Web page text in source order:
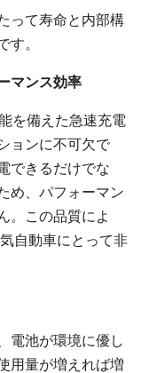
って寿命と内部構
す。
マンス効率
を備えた急速充電
ョンに不可欠で
できるだけでな
め、パフォーマン
。この品質によ
自動車にとって非
電池が環境に優し
用量が増えれば増